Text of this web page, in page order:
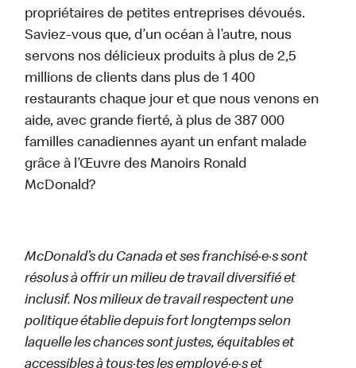
propriétaires de petites entreprises dévoués.
Saviez-vous que, d’un océan à l’autre, nous
servons nos délicieux produits à plus de 2,5
millions de clients dans plus de 1 400
restaurants chaque jour et que nous venons en
aide, avec grande fierté, à plus de 387 000
familles canadiennes ayant un enfant malade
grâce à l’Œuvre des Manoirs Ronald
McDonald?
McDonald’s du Canada et ses franchisé·e·s sont
résolus à offrir un milieu de travail diversifié et
inclusif. Nos milieux de travail respectent une
politique établie depuis fort longtemps selon
laquelle les chances sont justes, équitables et
accessibles à tous·tes les employé·e·s et